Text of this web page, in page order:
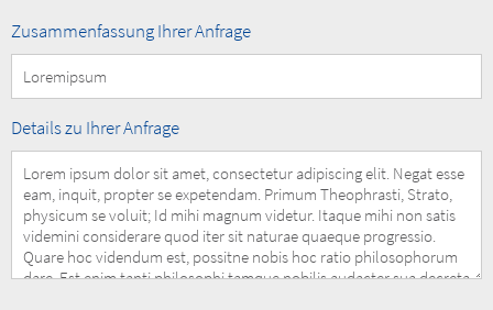
Summary
Request
Zusammenfassung Ihrer Anfrage
Details
Request
Details zu Ihrer Anfrage